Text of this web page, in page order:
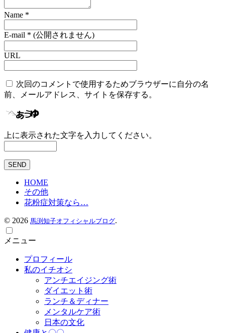
Name *
E-mail * (公開されません)
URL
次回のコメントで使用するためブラウザーに自分の名
前、メールアドレス、サイトを保存する。
上に表示された文字を入力してください。
HOME
その他
花粉症対策なら…
© 2026 馬渕知子オフィシャルブログ.
メニュー
プロフィール
私のイチオシ
アンチエイジング術
ダイエット術
ランチ＆ディナー
メンタルケア術
日本の文化